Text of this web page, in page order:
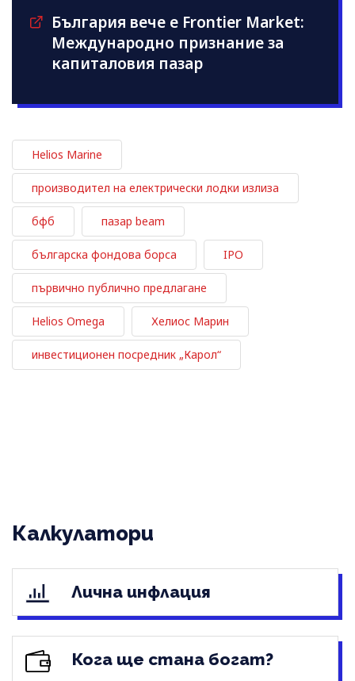
България вече е Frontier Market:
Международно признание за
капиталовия пазар
Helios Marine
производител на електрически лодки излиза
бфб пазар beam
българска фондова борса IPO
първично публично предлагане
Helios Omega Хелиос Марин
инвестиционен посредник „Карол“
Калкулатори
Лична инфлация
Кога ще стана богат?